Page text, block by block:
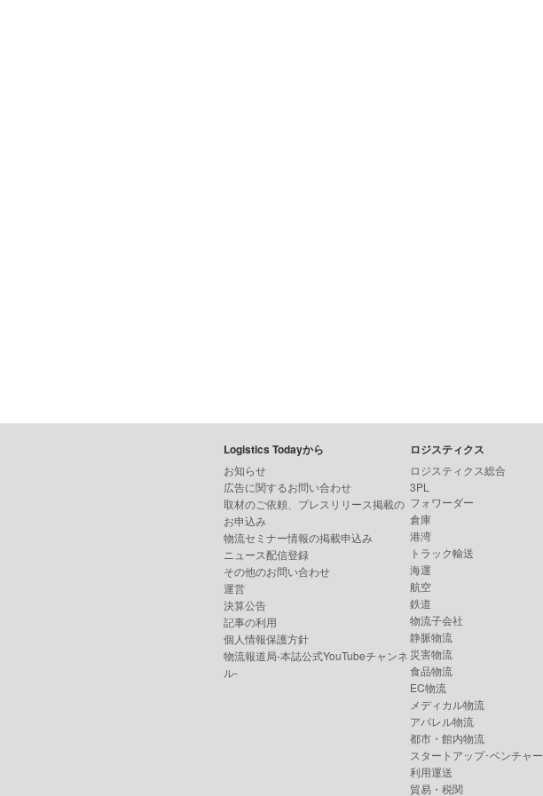
Logistics Todayから
お知らせ
広告に関するお問い合わせ
取材のご依頼、プレスリリース掲載の
お申込み
物流セミナー情報の掲載申込み
ニュース配信登録
その他のお問い合わせ
運営
決算公告
記事の利用
個人情報保護方針
物流報道局-本誌公式YouTubeチャンネ
ル-
ロジスティクス
ロジスティクス総合
3PL
フォワーダー
倉庫
港湾
トラック輸送
海運
航空
鉄道
物流子会社
静脈物流
災害物流
食品物流
EC物流
メディカル物流
アパレル物流
都市・館内物流
スタートアップ･ベンチャー
利用運送
貿易・税関